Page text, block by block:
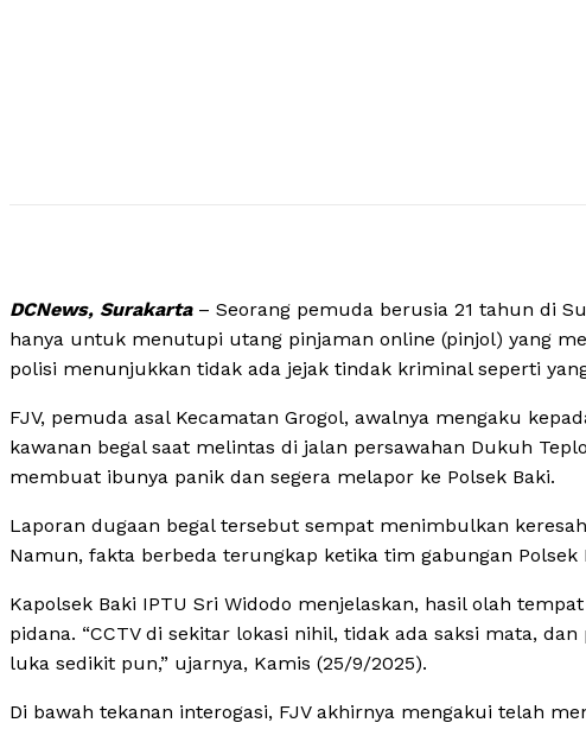
DCNews, Surakarta– Seorang pemuda berusia 21 tahun di
hanya untuk menutupi utang pinjaman online (pinjol) yang
polisi menunjukkan tidak ada jejak tindak kriminal seperti
FJV, pemuda asal Kecamatan Grogol, awalnya mengaku
kawanan begal saat melintas di jalan persawahan Dukuh
membuat ibunya panik dan segera melapor ke Polsek Baki.
Laporan dugaan begal tersebut sempat menimbulkan
Namun, fakta berbeda terungkap ketika tim gabungan
Kapolsek Baki IPTU Sri Widodo menjelaskan, hasil olah
pidana. “CCTV di sekitar lokasi nihil, tidak ada saksi mata,
luka sedikit pun,” ujarnya, Kamis (25/9/2025).
Di bawah tekanan interogasi, FJV akhirnya mengakui telah